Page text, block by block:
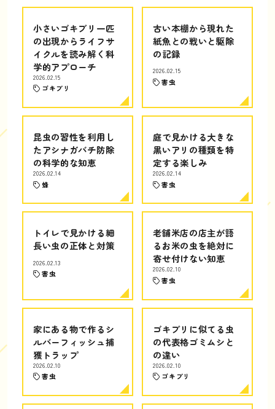
小さいゴキブリ一匹
の出現からライフサ
イクルを読み解く科
学的アプローチ
2026.02.15
ゴキブリ
古い本棚から現れた
紙魚との戦いと駆除
の記録
2026.02.15
害虫
昆虫の習性を利用し
たアシナガバチ防除
の科学的な知恵
2026.02.14
蜂
庭で見かける大きな
黒いアリの種類を特
定する楽しみ
2026.02.14
害虫
トイレで見かける細
長い虫の正体と対策
2026.02.13
害虫
老舗米店の店主が語
るお米の虫を絶対に
寄せ付けない知恵
2026.02.10
害虫
家にある物で作るシ
ルバーフィッシュ捕
獲トラップ
2026.02.10
害虫
ゴキブリに似てる虫
の代表格ゴミムシと
の違い
2026.02.10
ゴキブリ